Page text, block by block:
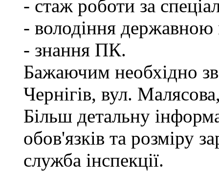
- стаж роботи за
- володіння
- знання ПК.
Бажаючим необхідно
Чернігів, вул.
Більш детальну
обов'язків та розміру
служба інспекції.